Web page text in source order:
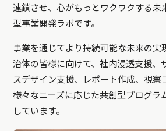
連鎖させ、心がもっとワクワクする未
型事業開発ラボです。
事業を通じてより持続可能な未来の実
治体の皆様に向けて、社内浸透支援、
スデザイン支援、レポート作成、視察
様々なニーズに応じた共創型プログラ
しています。